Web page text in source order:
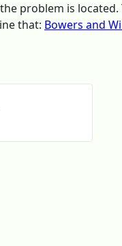
problem is
that: Bowers and